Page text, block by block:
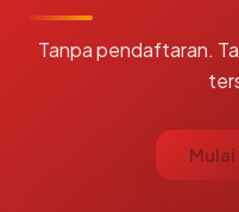
Tanpa pendaftaran.